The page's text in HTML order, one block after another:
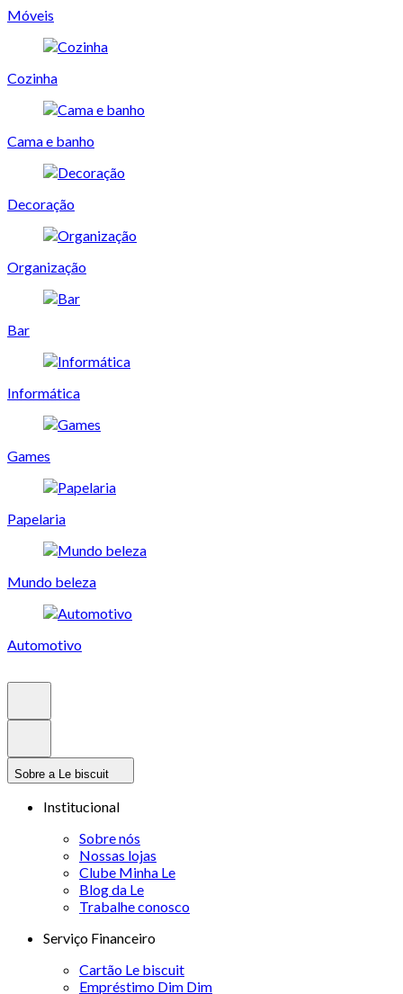
Móveis
Cozinha
Cama e banho
Decoração
Organização
Bar
Informática
Games
Papelaria
Mundo beleza
Automotivo
Sobre a Le biscuit
Institucional
Sobre nós
Nossas lojas
Clube Minha Le
Blog da Le
Trabalhe conosco
Serviço Financeiro
Cartão Le biscuit
Empréstimo Dim Dim